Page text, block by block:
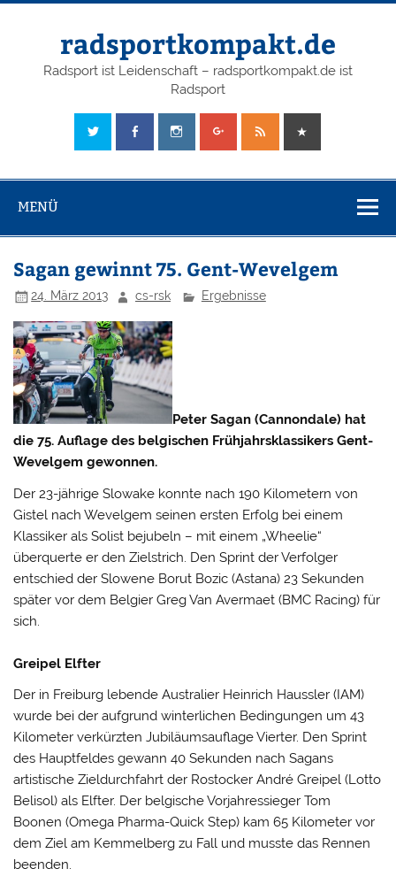
radsportkompakt.de
Radsport ist Leidenschaft – radsportkompakt.de ist
Radsport
MENÜ
Sagan gewinnt 75. Gent-Wevelgem
24. März 2013 cs-rsk Ergebnisse
Peter Sagan (Cannondale) hat
die 75. Auflage des belgischen Frühjahrsklassikers Gent-
Wevelgem gewonnen.
Der 23-jährige Slowake konnte nach 190 Kilometern von
Gistel nach Wevelgem seinen ersten Erfolg bei einem
Klassiker als Solist bejubeln – mit einem „Wheelie“
überquerte er den Zielstrich. Den Sprint der Verfolger
entschied der Slowene Borut Bozic (Astana) 23 Sekunden
später vor dem Belgier Greg Van Avermaet (BMC Racing) für
sich.
Greipel Elfter
Der in Freiburg lebende Australier Heinrich Haussler (IAM)
wurde bei der aufgrund winterlichen Bedingungen um 43
Kilometer verkürzten Jubiläumsauflage Vierter. Den Sprint
des Hauptfeldes gewann 40 Sekunden nach Sagans
artistische Zieldurchfahrt der Rostocker André Greipel (Lotto
Belisol) als Elfter. Der belgische Vorjahressieger Tom
Boonen (Omega Pharma-Quick Step) kam 65 Kilometer vor
dem Ziel am Kemmelberg zu Fall und musste das Rennen
beenden.